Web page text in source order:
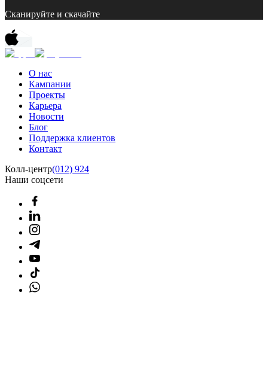
Сканируйте и скачайте
О нас
Кампании
Проекты
Карьера
Новости
Блог
Поддержка клиентов
Контакт
Колл-центр(012) 924
Наши соцсети